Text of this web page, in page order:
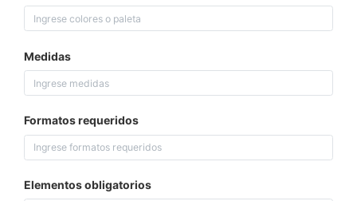
Medidas
Formatos requeridos
Elementos obligatorios